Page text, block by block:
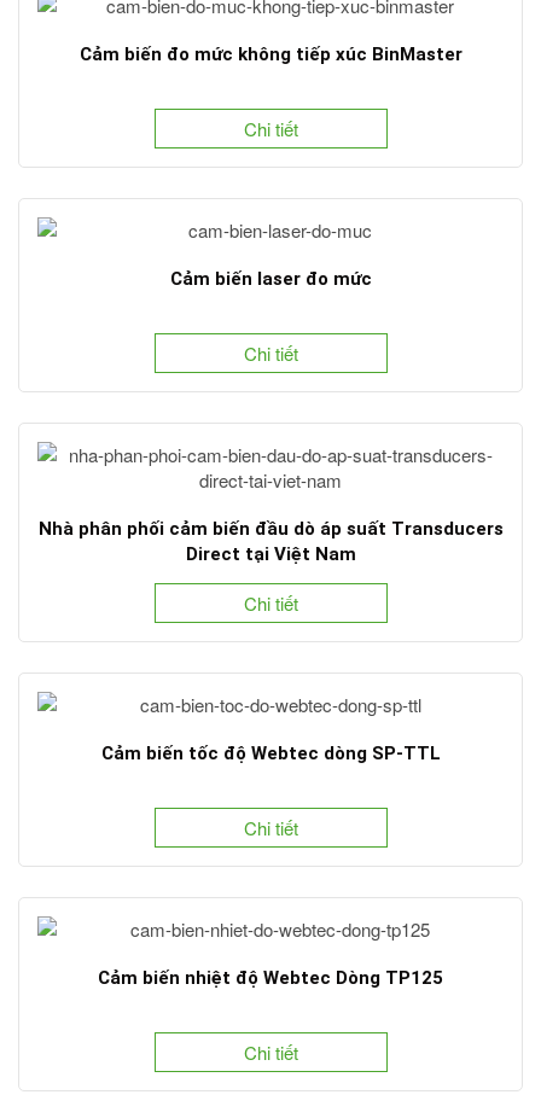
Cảm biến đo mức không tiếp xúc BinMaster
Chi tiết
Cảm biến laser đo mức
Chi tiết
Nhà phân phối cảm biến đầu dò áp suất Transducers
Direct tại Việt Nam
Chi tiết
Cảm biến tốc độ Webtec dòng SP-TTL
Chi tiết
Cảm biến nhiệt độ Webtec Dòng TP125
Chi tiết